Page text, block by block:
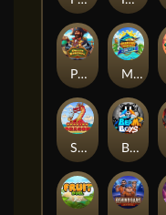
Beam Boys
SMOKING DRAGON
MARLIN MASTERS: THE BIG HAUL
Pirate Bonanza